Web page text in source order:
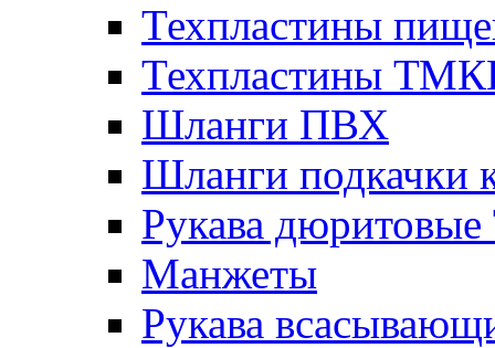
Техпластины
Техпластины
Шланги ПВХ
Шланги подкачки
Рукава
Манжеты
Рукава